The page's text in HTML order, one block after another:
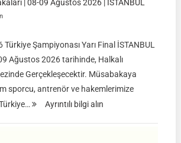
| 08-09 Ağustos 2026 | İSTANBUL
Şampiyonası Yarı Final İSTANBUL
Ağustos 2026 tarihinde, Halkalı
Gerçekleşecektir. Müsabakaya
sporcu, antrenör ve hakemlerimize
Ayrıntılı bilgi alın: